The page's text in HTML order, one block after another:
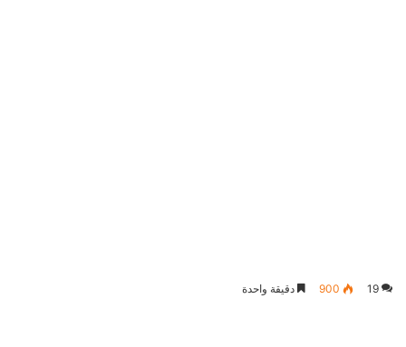
19
900 دقيقة واحدة